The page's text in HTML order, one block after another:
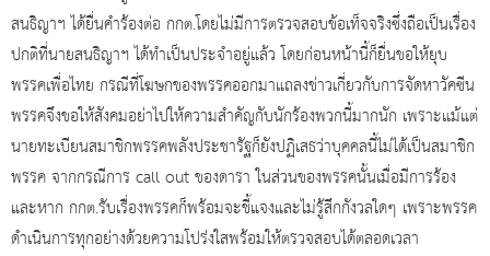
สนธิญาฯ ได้ยื่นคำร้องต่อ กกต.โดยไม่มีการตรวจสอบข้อเท็จจริงซึ่งถือเป็นเรื่อง
ปกติที่นายสนธิญาฯ ได้ทำเป็นประจำอยู่แล้ว โดยก่อนหน้านี้ก็ยื่นขอให้ยุบ
พรรคเพื่อไทย กรณีที่โฆษกของพรรคออกมาแถลงข่าวเกี่ยวกับการจัดหาวัคซีน
พรรคจึงขอให้สังคมอย่าไปให้ความสำคัญกับนักร้องพวกนี้มากนัก เพราะแม้แต่
นายทะเบียนสมาชิกพรรคพลังประชารัฐก็ยังปฏิเสธว่าบุคคลนี้ไม่ได้เป็นสมาชิก
พรรค จากกรณีการ call out ของดารา ในส่วนของพรรคนั้นเมื่อมีการร้อง
และหาก กกต.รับเรื่องพรรคก็พร้อมจะชี้แจงและไม่รู้สึกกังวลใดๆ เพราะพรรค
ดำเนินการทุกอย่างด้วยความโปร่งใสพร้อมให้ตรวจสอบได้ตลอดเวลา